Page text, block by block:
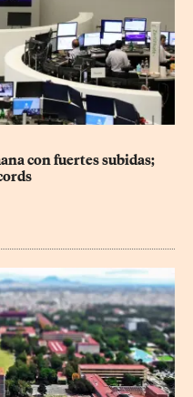
con fuertes subidas;